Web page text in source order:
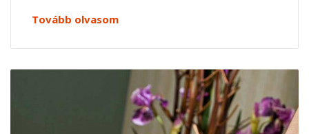
Tovább olvasom